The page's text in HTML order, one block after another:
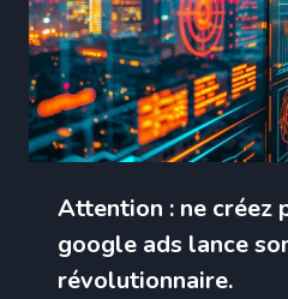
Attention : ne créez
google ads lance
révolutionnaire.